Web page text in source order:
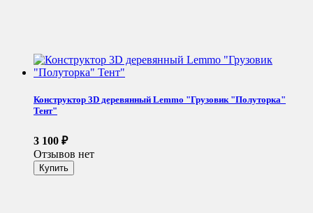
Конструктор 3D деревянный Lemmo "Грузовик "Полуторка"
Тент"
3 100 ₽
Отзывов нет